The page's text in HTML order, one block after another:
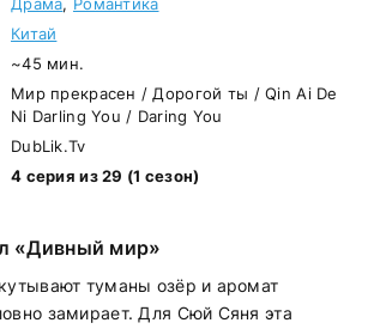
Китай
~45 мин.
Мир прекрасен / Дорогой ты / Qin Ai De
Ni Darling You / Daring You
DubLik.Tv
4 серия из 29 (1 сезон)
«Дивный мир»
туманы озёр и аромат
замирает. Для Сюй Сяня эта